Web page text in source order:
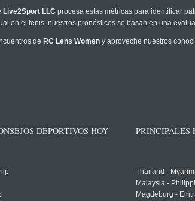
Live2Sport LLC procesa estas métricas para identificar
en el tenis, nuestros pronósticos se basan en una
de RC Lens Women y aproveche nuestros
DEPORTIVOS HOY PRINCIPALES
Thailand -
Malaysia -
Magdeburg -